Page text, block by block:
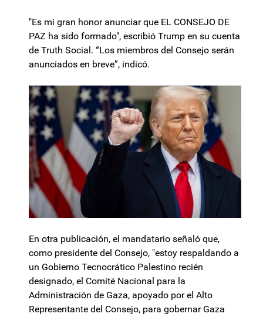
"Es mi gran honor anunciar que EL CONSEJO DE
PAZ ha sido formado", escribió Trump en su cuenta
de Truth Social. “Los miembros del Consejo serán
anunciados en breve”, indicó.
En otra publicación, el mandatario señaló que,
como presidente del Consejo, "estoy respaldando a
un Gobierno Tecnocrático Palestino recién
designado, el Comité Nacional para la
Administración de Gaza, apoyado por el Alto
Representante del Consejo, para gobernar Gaza